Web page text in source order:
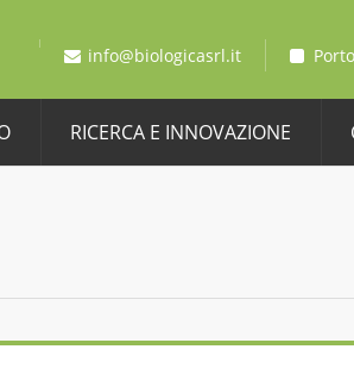
info@biologicasrl.it
RICERCA E INNOVAZIONE